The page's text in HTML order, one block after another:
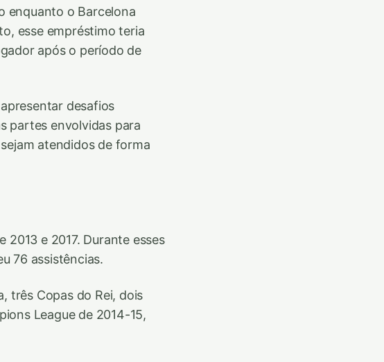
enquanto o Barcelona
esse empréstimo teria
após o período de
desafios
partes envolvidas para
atendidos de forma
e 2017. Durante esses
76 assistências.
três Copas do Rei, dois
League de 2014-15,